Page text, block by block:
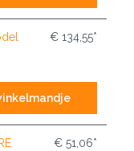
€ 134,55*
€ 51,06*